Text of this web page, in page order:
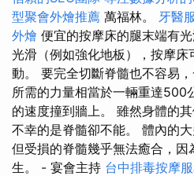
型聚會外燴推薦 萬福林。 牙醫
外燴 便宜的按摩床的腿末端有
光滑（例如強化地板），按摩
動。 要完全切斷脊髓也不容易
所需的力量相當於一輛重達500
的速度撞到牆上。 雖然身體的
不幸的是脊髓卻不能。 體內的
但受損的脊髓幾乎無法癒合，
生。 - 宴會主持 台中排毒按摩